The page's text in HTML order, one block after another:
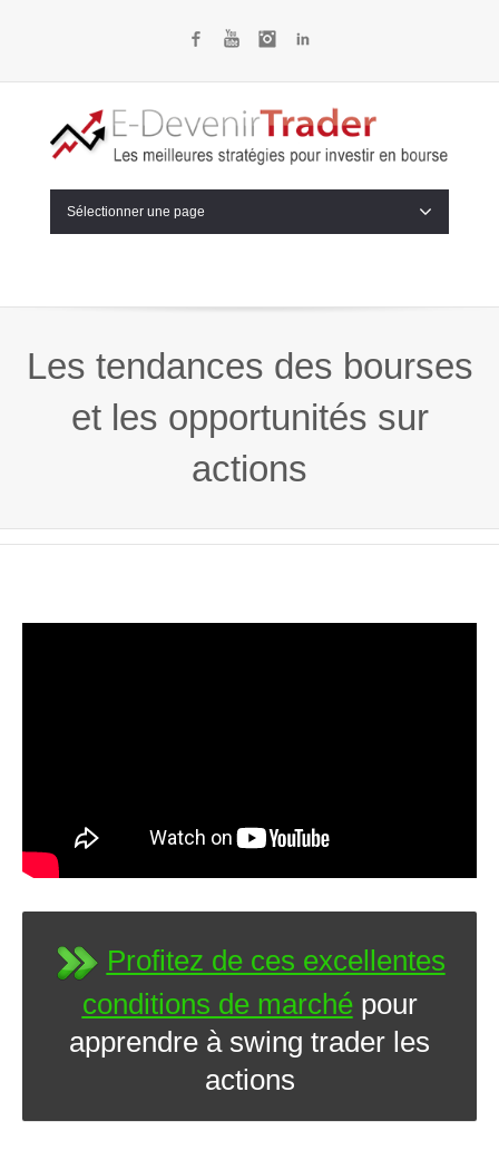
FacebookYouTubeInstagram
Sélectionner une page
Les tendances des bourses
et les opportunités sur
actions
Profitez de ces excellentes
conditions de marchépour
apprendre à swing trader les
actions